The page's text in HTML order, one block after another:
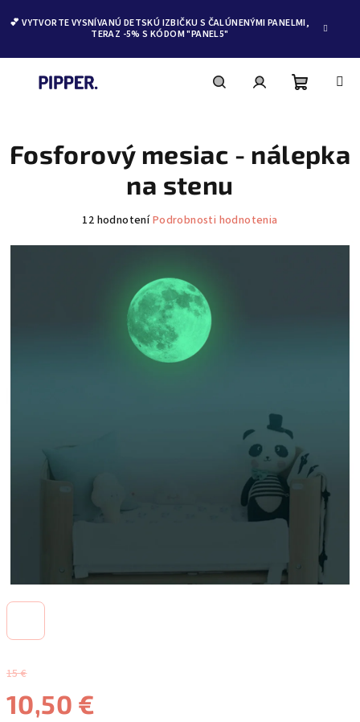
obsah
💕 VYTVORTE VYSNÍVANÚ DETSKÚ IZBIČKU S ČALÚNENÝMI PANELMI,
TERAZ -5% S KÓDOM "PANEL5"
košík
15 €
10,50 €
Fosforový mesiac - nálepka
na stenu
12 hodnoteníPodrobnosti hodnotenia